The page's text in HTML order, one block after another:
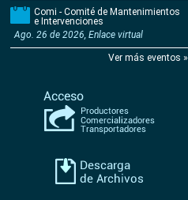
Comi - Comité de Mantenimientos
e Intervenciones
Ago. 26 de 2026, Enlace virtual
Ver más eventos »